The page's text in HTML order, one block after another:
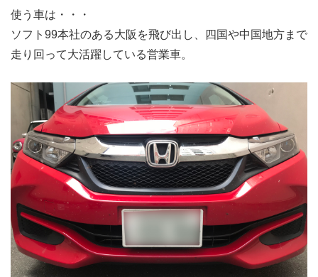
使う車は・・・
ソフト99本社のある大阪を飛び出し、四国や中国地方まで
走り回って大活躍している営業車。